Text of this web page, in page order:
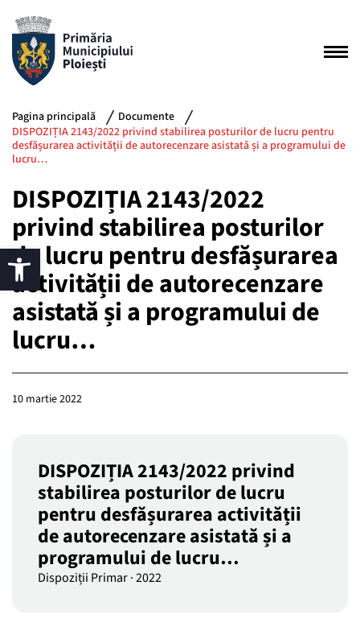
Pagina principală
Documente
DISPOZIȚIA 2143/2022 privind stabilirea posturilor de lucru pentru
desfășurarea activității de autorecenzare asistată și a programului de
lucru…
DISPOZIȚIA 2143/2022
privind stabilirea posturilor
de lucru pentru desfășurarea
activității de autorecenzare
asistată și a programului de
lucru…
10 martie 2022
DISPOZIȚIA 2143/2022 privind
stabilirea posturilor de lucru
pentru desfășurarea activității
de autorecenzare asistată și a
programului de lucru…
Dispoziții Primar·2022